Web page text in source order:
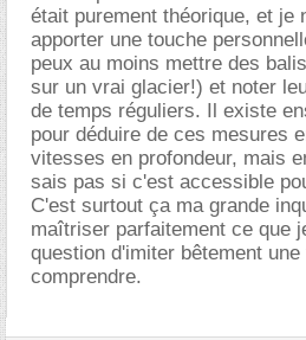
était purement théorique, et je
apporter une touche
peux au moins mettre des
sur un vrai glacier!) et noter
de temps réguliers. Il existe
pour déduire de ces mesures
vitesses en profondeur, mais
sais pas si c'est accessible
C'est surtout ça ma grande
maîtriser parfaitement ce que
question d'imiter bêtement
comprendre.